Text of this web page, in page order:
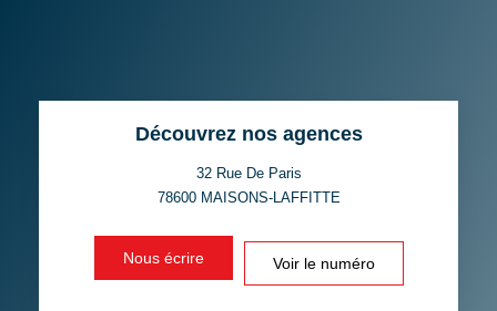
PART DES MÉNAGES SANS
VOITURE
ECOLES ET CRÈCHES
Découvrez nos agences
32 Rue De Paris
78600 MAISONS-LAFFITTE
Nous écrire Voir le numéro